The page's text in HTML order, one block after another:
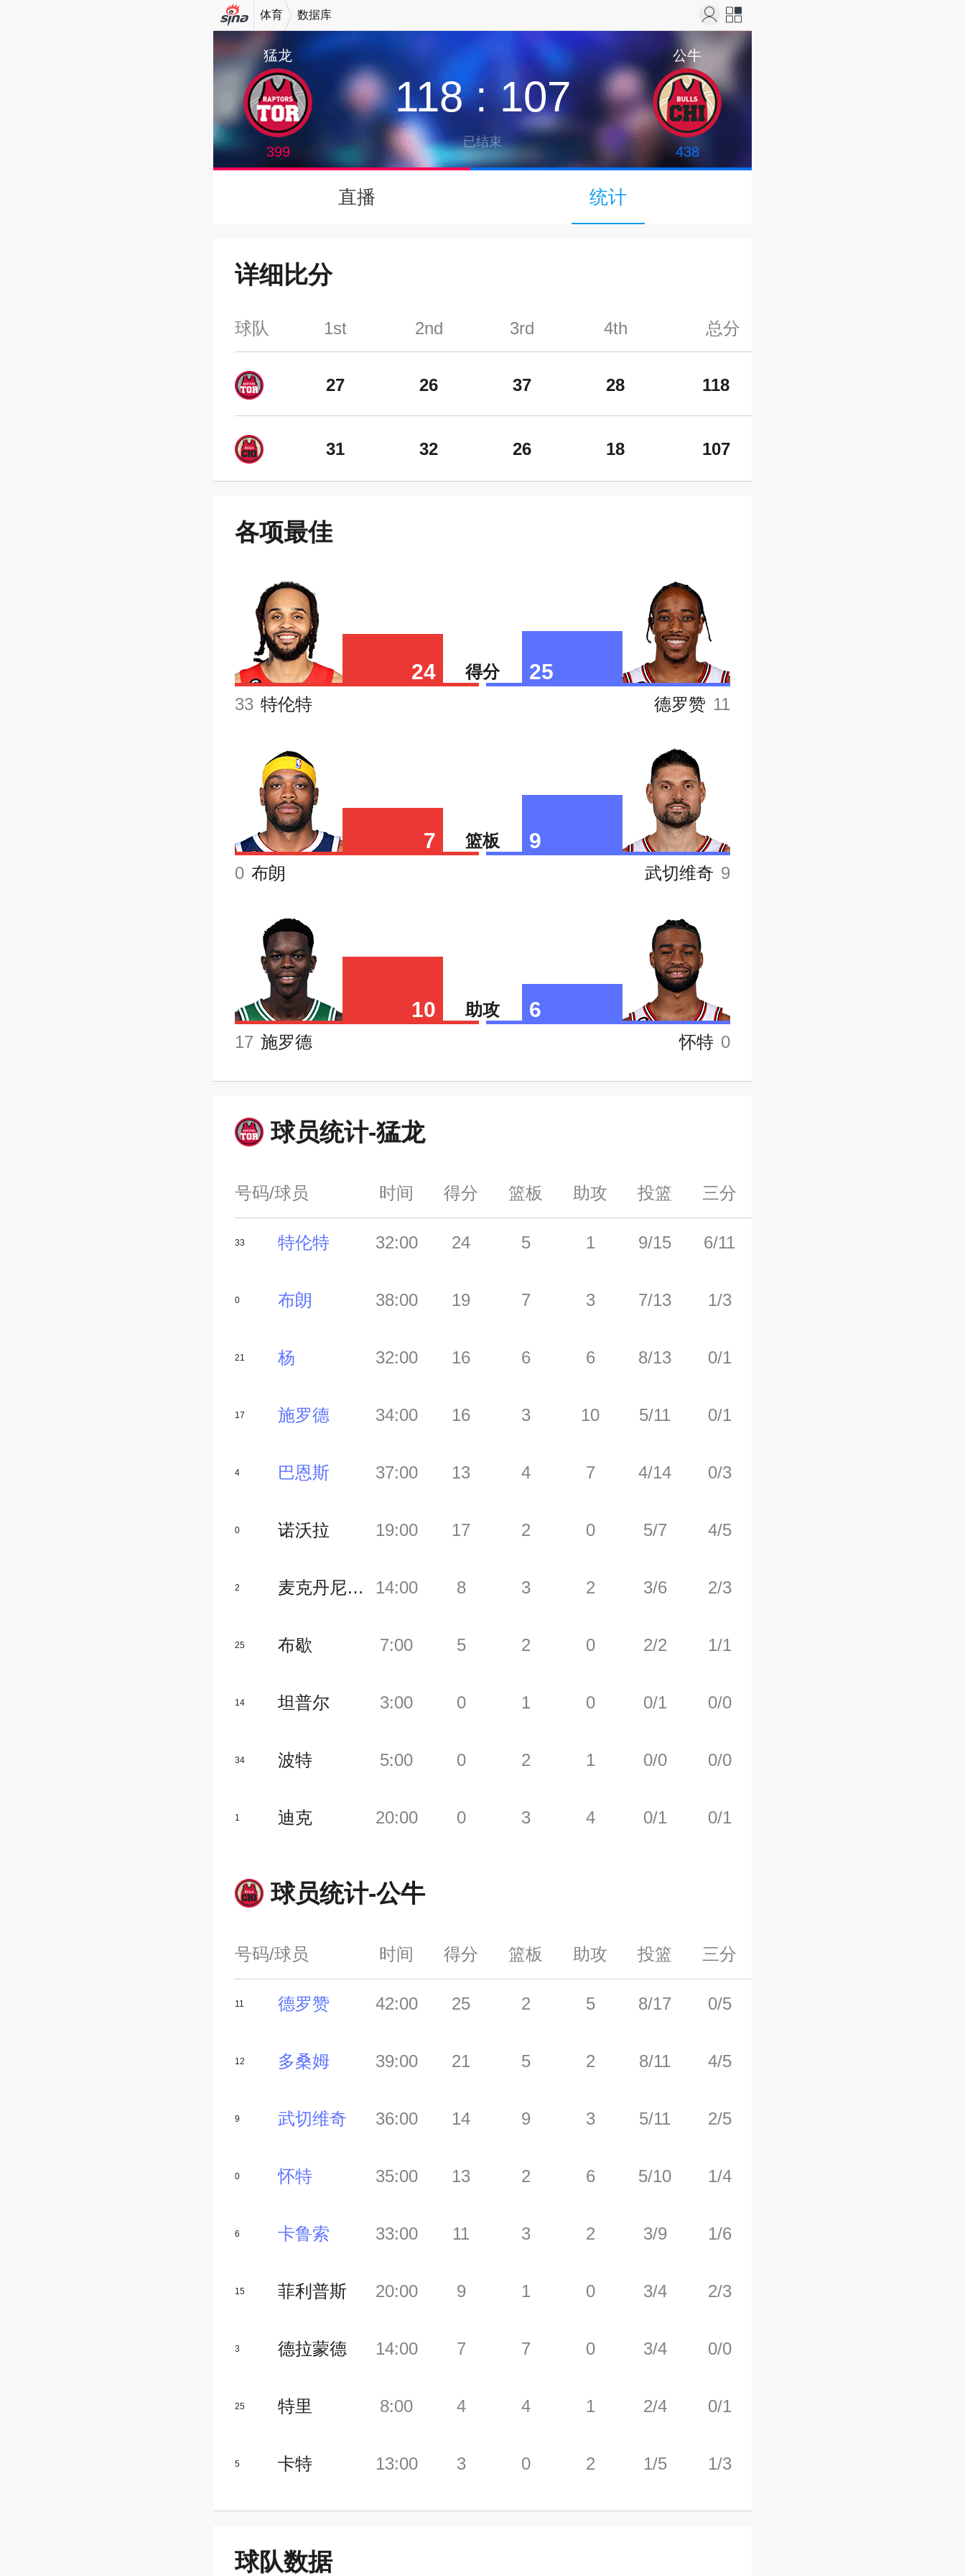
机新浪
网
站导
体育 数据库
猛龙
399
公牛
438
118 : 107
已结束
直播 统计
详细比分
球队 1st
27
31
2nd
26
32
3rd
37
26
4th
28
18
总分
118
107
各项最佳
24
33 特伦特
得分 25
德罗赞 11
7
0 布朗
篮板 9
武切维奇 9
10
17 施罗德
助攻 6
怀特 0
球员统计-猛龙
号码/球员
33 特伦特
0 布朗
21 杨
17 施罗德
4 巴恩斯
0 诺沃拉
2 麦克丹尼尔斯
25 布歇
14 坦普尔
34 波特
1 迪克
时间
32:00
38:00
32:00
34:00
37:00
19:00
14:00
7:00
3:00
5:00
20:00
得分
24
19
16
16
13
17
8
5
0
0
0
篮板
5
7
6
3
4
2
3
2
1
2
3
助攻
1
3
6
10
7
0
2
0
0
1
4
投篮
9/15
7/13
8/13
5/11
4/14
5/7
3/6
2/2
0/1
0/0
0/1
三分
6/11
1/3
0/1
0/1
0/3
4/5
2/3
1/1
0/0
0/0
0/1
球员统计-公牛
号码/球员
11 德罗赞
12 多桑姆
9 武切维奇
0 怀特
6 卡鲁索
15 菲利普斯
3 德拉蒙德
25 特里
5 卡特
时间
42:00
39:00
36:00
35:00
33:00
20:00
14:00
8:00
13:00
得分
25
21
14
13
11
9
7
4
3
篮板
2
5
9
2
3
1
7
4
0
助攻
5
2
3
6
2
0
0
1
2
投篮
8/17
8/11
5/11
5/10
3/9
3/4
3/4
2/4
1/5
三分
0/5
4/5
2/5
1/4
1/6
2/3
0/0
0/1
1/3
球队数据